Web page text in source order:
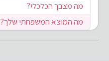
מה מצבך הכלכלי?
מה המוצא המשפחתי שלך?